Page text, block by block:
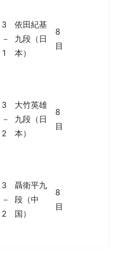
3
－
1
依田紀基
九段（日
本）
8
目
3
－
2
大竹英雄
九段（日
本）
8
目
3
－
2
聶衛平九
段（中
国）
8
目